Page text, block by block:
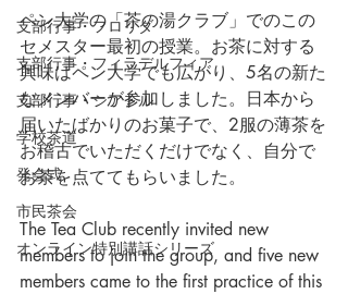
支部行事・フロリダ
支部行事・フィラデルフィア
支部行事・シアトル
学校茶道
発会式
市民茶会
オンライン特別講話シリーズ
ペン大学の「茶の湯クラブ」でのこの
セメスター最初の授業。お茶に対する
興味はペン大学でも広がり、5名の新た
なメンバーが参加しました。日本から
届いたばかりのお菓子で、2服の薄茶を
お稽古でいただくだけでなく、自分で
お茶を点ててもらいました。
The Tea Club recently invited new
members to join the group, and five new
members came to the first practice of this